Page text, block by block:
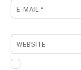
E-MAIL *
WEBSITE